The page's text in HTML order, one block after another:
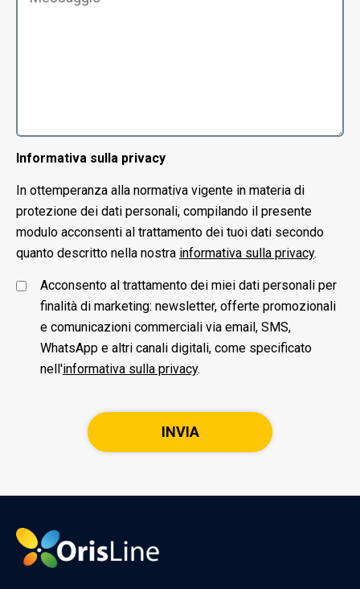
Informativa sulla privacy
In ottemperanza alla normativa vigente in materia di
protezione dei dati personali, compilando il presente
modulo acconsenti al trattamento dei tuoi dati secondo
quanto descritto nella nostra informativa sulla privacy.
Acconsento al trattamento dei miei dati personali per
finalità di marketing: newsletter, offerte promozionali
e comunicazioni commerciali via email, SMS,
WhatsApp e altri canali digitali, come specificato
nell'informativa sulla privacy.